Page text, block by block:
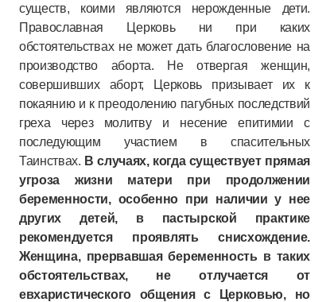
существ, коими являются нерожденные дети.
Православная Церковь ни при каких
обстоятельствах не может дать благословение на
производство аборта. Не отвергая женщин,
совершивших аборт, Церковь призывает их к
покаянию и к преодолению пагубных последствий
греха через молитву и несение епитимии с
последующим участием в спасительных
Таинствах. В случаях, когда существует прямая
угроза жизни матери при продолжении
беременности, особенно при наличии у нее
других детей, в пастырской практике
рекомендуется проявлять снисхождение.
Женщина, прервавшая беременность в таких
обстоятельствах, не отлучается от
евхаристического общения с Церковью, но